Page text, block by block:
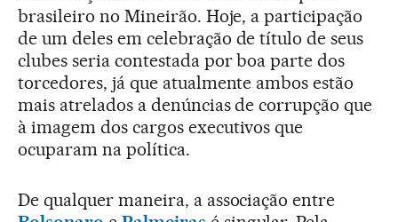
brasileiro no Mineirão. Hoje, a participação
de um deles em celebração de título de seus
clubes seria contestada por boa parte dos
torcedores, já que atualmente ambos estão
mais atrelados a denúncias de corrupção que
à imagem dos cargos executivos que
ocuparam na política.
De qualquer maneira, a associação entre